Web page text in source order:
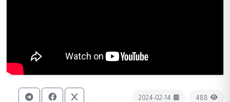
488
2024-02-14